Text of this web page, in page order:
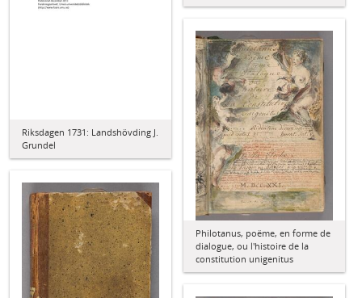
Riksdagen 1731: Landshövding J.
Grundel
Philotanus, poëme, en forme de
dialogue, ou l'histoire de la
constitution unigenitus